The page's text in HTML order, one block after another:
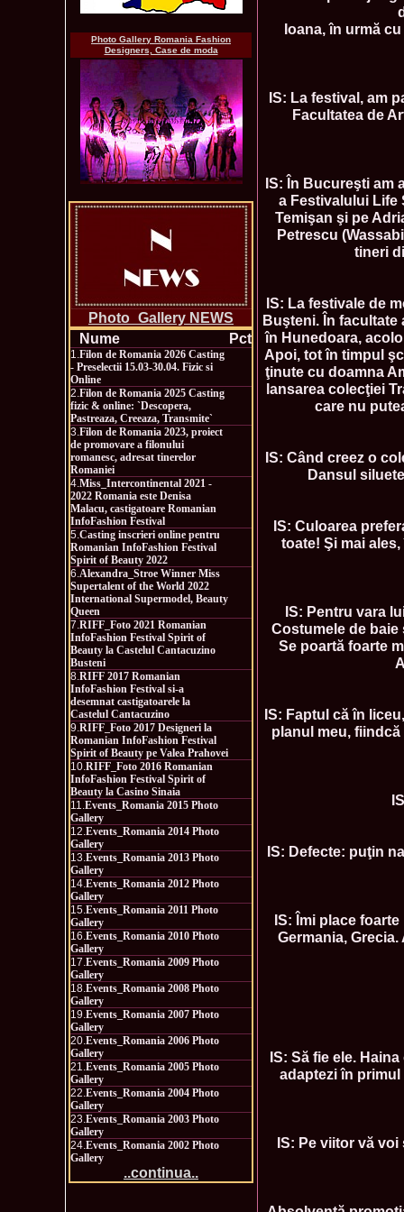
Photo Gallery Romania Fashion
Designers, Case de moda
Photo_Gallery NEWS
Nume
Pct
1.Filon de Romania 2026 Casting
- Preselectii 15.03-30.04. Fizic si
Online
2.Filon de Romania 2025 Casting
fizic & online: `Descopera,
Pastreaza, Creeaza, Transmite`
3.Filon de Romania 2023, proiect
de promovare a filonului
romanesc, adresat tinerelor
Romaniei
4.Miss_Intercontinental 2021 -
2022 Romania este Denisa
Malacu, castigatoare Romanian
InfoFashion Festival
5.Casting inscrieri online pentru
Romanian InfoFashion Festival
Spirit of Beauty 2022
6.Alexandra_Stroe Winner Miss
Supertalent of the World 2022
International Supermodel, Beauty
Queen
7.RIFF_Foto 2021 Romanian
InfoFashion Festival Spirit of
Beauty la Castelul Cantacuzino
Busteni
8.RIFF 2017 Romanian
InfoFashion Festival si-a
desemnat castigatoarele la
Castelul Cantacuzino
9.RIFF_Foto 2017 Designeri la
Romanian InfoFashion Festival
Spirit of Beauty pe Valea Prahovei
10.RIFF_Foto 2016 Romanian
InfoFashion Festival Spirit of
Beauty la Casino Sinaia
11.Events_Romania 2015 Photo
Gallery
12.Events_Romania 2014 Photo
Gallery
13.Events_Romania 2013 Photo
Gallery
14.Events_Romania 2012 Photo
Gallery
15.Events_Romania 2011 Photo
Gallery
16.Events_Romania 2010 Photo
Gallery
17.Events_Romania 2009 Photo
Gallery
18.Events_Romania 2008 Photo
Gallery
19.Events_Romania 2007 Photo
Gallery
20.Events_Romania 2006 Photo
Gallery
21.Events_Romania 2005 Photo
Gallery
22.Events_Romania 2004 Photo
Gallery
23.Events_Romania 2003 Photo
Gallery
24.Events_Romania 2002 Photo
Gallery
..continua..
Ioana, în urmă
IS: La festival, am
Facultatea de
IS: În Bucureşti am
a Festivalului
Temişan şi pe
Petrescu
tineri
IS: La festivale de
Buşteni. În facultate
în Hunedoara,
Apoi, tot în timpul
ţinute cu doamna
lansarea colecţiei
care nu
IS: Când creez o
Dansul
IS: Culoarea
toate! Şi mai
IS: Pentru vara
Costumele de baie
Se poartă foarte
IS: Faptul că în
planul meu,
IS: Defecte: puţin
IS: Îmi place
Germania,
IS: Să fie ele.
adaptezi în
IS: Pe viitor vă